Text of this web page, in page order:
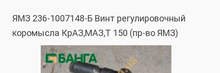
ЯМЗ 236-1007148-Б Винт регулировочный
коромысла КрАЗ,МАЗ,Т 150 (пр-во ЯМЗ)